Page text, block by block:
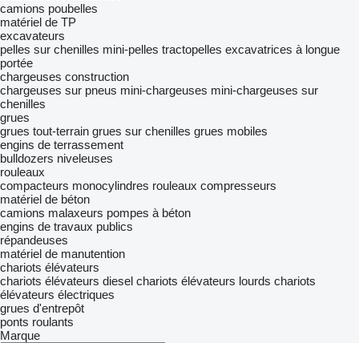
camions poubelles
matériel de TP
excavateurs
pelles sur chenilles mini-pelles tractopelles excavatrices à longue
portée
chargeuses construction
chargeuses sur pneus mini-chargeuses mini-chargeuses sur
chenilles
grues
grues tout-terrain grues sur chenilles grues mobiles
engins de terrassement
bulldozers niveleuses
rouleaux
compacteurs monocylindres rouleaux compresseurs
matériel de béton
camions malaxeurs pompes à béton
engins de travaux publics
répandeuses
matériel de manutention
chariots élévateurs
chariots élévateurs diesel chariots élévateurs lourds chariots
élévateurs électriques
grues d'entrepôt
ponts roulants
Marque